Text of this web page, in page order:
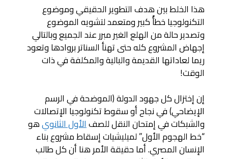
هذا الخلط بين هدف التطوير الحقيقي وموضوع
التكنولوجيا خطأٌ كبير ومتعمد لتشويه الموضوع
وتصدير حالة من الهلع الغير مبرر عند الجميع وبالتالي
إجهاض المشروع كله حتى تهنأ السناتر بروادها وتعود
ريما لعاداتها القديمة والبالية والمكلفة في ذات
الوقت!
إن إختزال كل جهود الدولة (الموضحة في الرسم
الإيضاحي) في نجاح أو سقوط تكنولوجيا الإتصالات
والشبكات في إمتحان النقل للصفالأول الثانويهو
“خط الهجوم الأول” لميليشيات إسقاط مشروع بناء
الإنسان المصري. أما حقيقة الأمر هنا أن كل طالب